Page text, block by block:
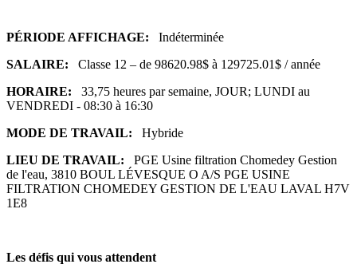
PÉRIODE AFFICHAGE: Indéterminée
SALAIRE: Classe 12 – de 98620.98$ à 129725.01$ / année
HORAIRE: 33,75 heures par semaine, JOUR; LUNDI au
VENDREDI - 08:30 à 16:30
MODE DE TRAVAIL: Hybride
LIEU DE TRAVAIL: PGE Usine filtration Chomedey Gestion
de l'eau, 3810 BOUL LÉVESQUE O A/S PGE USINE
FILTRATION CHOMEDEY GESTION DE L'EAU LAVAL H7V
1E8
Les défis qui vous attendent